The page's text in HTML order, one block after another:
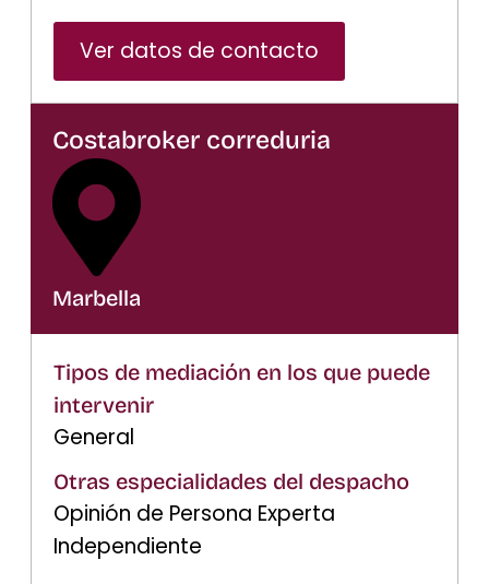
Ver datos de contacto
Costabroker correduria
Marbella
Tipos de mediación en los que puede
intervenir
General
Otras especialidades del despacho
Opinión de Persona Experta
Independiente